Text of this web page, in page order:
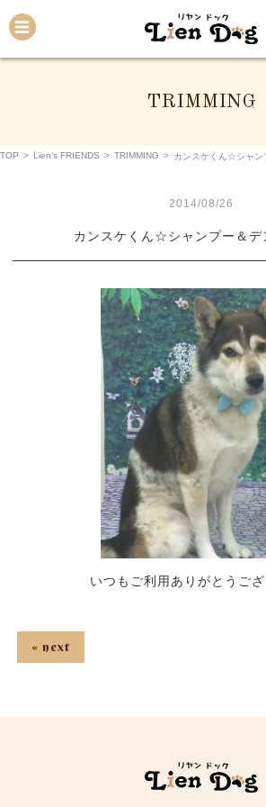
TRIMMING
TOP > Lien’s FRIENDS > TRIMMING > カンスケくん☆シャン
2014/08/26
カンスケくん☆シャンプー＆デ
いつもご利用ありがとうご
« next